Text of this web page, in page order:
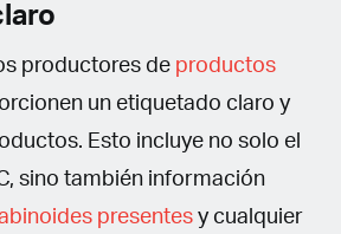
productores de productos
un etiquetado claro y
Esto incluye no solo el
sino también información
presentes y cualquier